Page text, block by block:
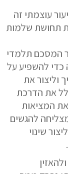
עוצמתי זה
תחושת שלמות
המסכם תלמדי
להשפיע על
וליצור את
את הדרכת
המציאות
להגשים
שינוי